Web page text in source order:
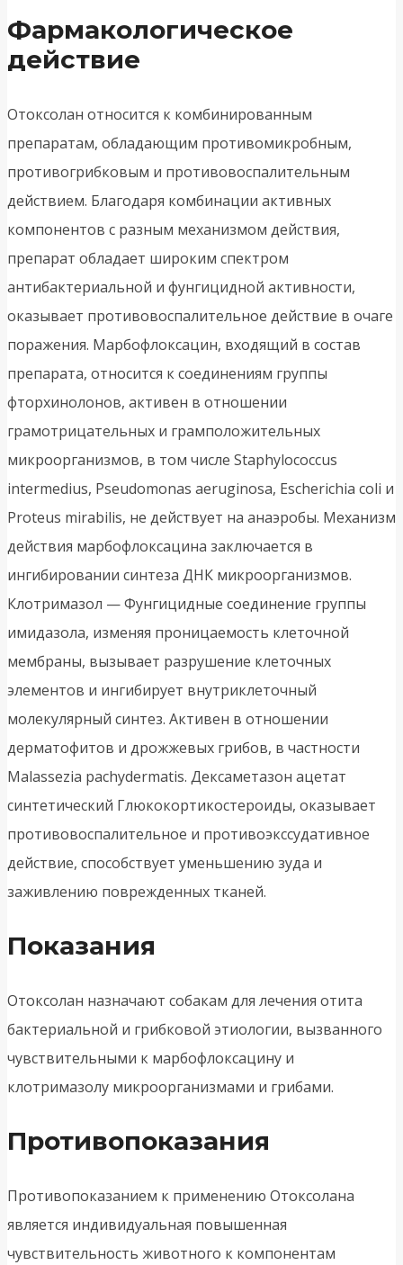
Фармакологическое
действие
Отоксолан относится к комбинированным
препаратам, обладающим противомикробным,
противогрибковым и противовоспалительным
действием. Благодаря комбинации активных
компонентов с разным механизмом действия,
препарат обладает широким спектром
антибактериальной и фунгицидной активности,
оказывает противовоспалительное действие в очаге
поражения. Марбофлоксацин, входящий в состав
препарата, относится к соединениям группы
фторхинолонов, активен в отношении
грамотрицательных и грамположительных
микроорганизмов, в том числе Staphylococcus
intermedius, Pseudomonas aeruginosa, Escherichia coli и
Proteus mirabilis, не действует на анаэробы. Механизм
действия марбофлоксацина заключается в
ингибировании синтеза ДНК микроорганизмов.
Клотримазол — Фунгицидные соединение группы
имидазола, изменяя проницаемость клеточной
мембраны, вызывает разрушение клеточных
элементов и ингибирует внутриклеточный
молекулярный синтез. Активен в отношении
дерматофитов и дрожжевых грибов, в частности
Malassezia pachydermatis. Дексаметазон ацетат
синтетический Глюкокортикостероиды, оказывает
противовоспалительное и противоэкссудативное
действие, способствует уменьшению зуда и
заживлению поврежденных тканей.
Показания
Отоксолан назначают собакам для лечения отита
бактериальной и грибковой этиологии, вызванного
чувствительными к марбофлоксацину и
клотримазолу микроорганизмами и грибами.
Противопоказания
Противопоказанием к применению Отоксолана
является индивидуальная повышенная
чувствительность животного к компонентам